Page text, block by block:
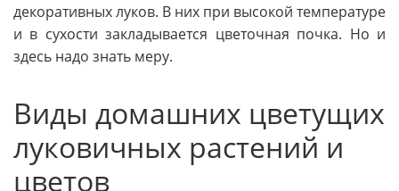
декоративных луков. В них при высокой температуре
и в сухости закладывается цветочная почка. Но и
здесь надо знать меру.
Виды домашних цветущих
луковичных растений и
цветов